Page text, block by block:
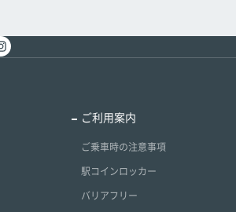
ご利用案内
ご乗車時の注意事項
駅コインロッカー
バリアフリー